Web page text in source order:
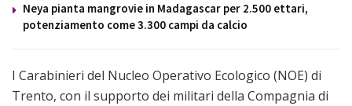
Neya pianta mangrovie in Madagascar per 2.500 ettari,
potenziamento come 3.300 campi da calcio
I Carabinieri del Nucleo Operativo Ecologico (NOE) di
Trento, con il supporto dei militari della Compagnia di